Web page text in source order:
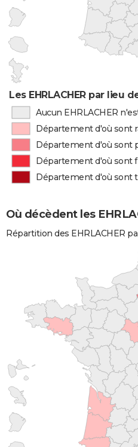
Les EHRLACHER par lieu
Aucun EHRLACHER
Département d'où sont
Département d'où sont
Département d'où sont
Département d'où sont
Où décèdent les
Répartition des EHRLACHER